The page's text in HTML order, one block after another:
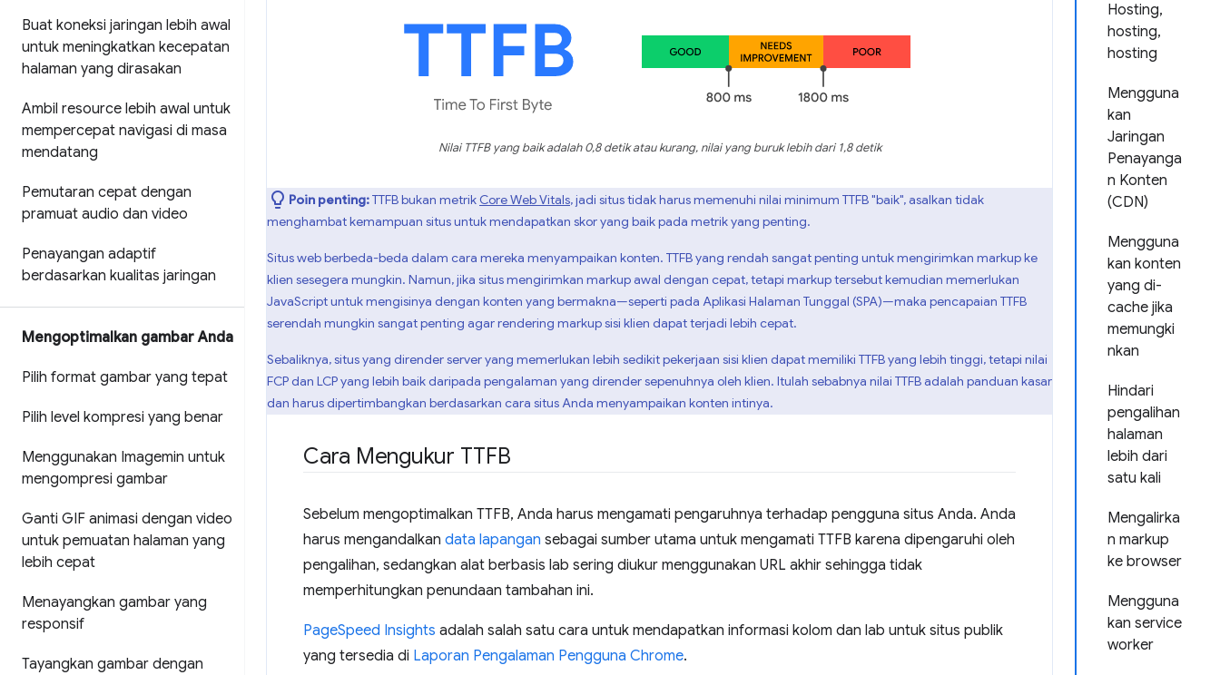
Buat koneksi jaringan lebih awal
untuk meningkatkan kecepatan
halaman yang dirasakan
Ambil resource lebih awal untuk
mempercepat navigasi di masa
mendatang
Pemutaran cepat dengan
pramuat audio dan video
Penayangan adaptif
berdasarkan kualitas jaringan
Mengoptimalkan gambar Anda
Pilih format gambar yang tepat
Pilih level kompresi yang benar
Menggunakan Imagemin untuk
mengompresi gambar
Ganti GIF animasi dengan video
untuk pemuatan halaman yang
lebih cepat
Menayangkan gambar yang
responsif
Tayangkan gambar dengan
Hosting,
hosting,
hosting
Mengguna
kan
Jaringan
Penayanga
n Konten
(CDN)
Mengguna
kan konten
yang di-
cache jika
memungki
nkan
Hindari
pengalihan
halaman
lebih dari
satu kali
Mengalirka
n markup
ke browser
Mengguna
kan service
worker
Nilai TTFB yang baik adalah 0,8 detik atau kurang, nilai yang buruk lebih dari 1,8 detik
Poin penting:TTFB bukan metrik Core Web Vitals, jadi situs tidak harus memenuhi nilai minimum TTFB "baik", asalkan tidak
menghambat kemampuan situs untuk mendapatkan skor yang baik pada metrik yang penting.
Situs web berbeda-beda dalam cara mereka menyampaikan konten. TTFB yang rendah sangat penting untuk mengirimkan markup ke
klien sesegera mungkin. Namun, jika situs mengirimkan markup awal dengan cepat, tetapi markup tersebut kemudian memerlukan
JavaScript untuk mengisinya dengan konten yang bermakna—seperti pada Aplikasi Halaman Tunggal (SPA)—maka pencapaian TTFB
serendah mungkin sangat penting agar rendering markup sisi klien dapat terjadi lebih cepat.
Sebaliknya, situs yang dirender server yang memerlukan lebih sedikit pekerjaan sisi klien dapat memiliki TTFB yang lebih tinggi, tetapi nilai
FCP dan LCP yang lebih baik daripada pengalaman yang dirender sepenuhnya oleh klien. Itulah sebabnya nilai TTFB adalah panduan kasar
dan harus dipertimbangkan berdasarkan cara situs Anda menyampaikan konten intinya.
Cara Mengukur TTFB
Sebelum mengoptimalkan TTFB, Anda harus mengamati pengaruhnya terhadap pengguna situs Anda. Anda
harus mengandalkan data lapangan sebagai sumber utama untuk mengamati TTFB karena dipengaruhi oleh
pengalihan, sedangkan alat berbasis lab sering diukur menggunakan URL akhir sehingga tidak
memperhitungkan penundaan tambahan ini.
PageSpeed Insights adalah salah satu cara untuk mendapatkan informasi kolom dan lab untuk situs publik
yang tersedia di Laporan Pengalaman Pengguna Chrome.